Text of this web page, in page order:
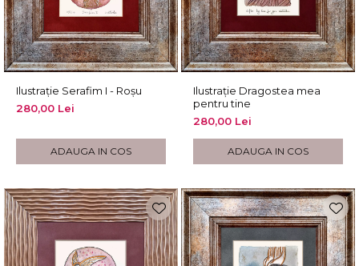
Ilustrație Serafim I - Roșu
280,00 Lei
ADAUGA IN COS
Ilustrație Dragostea mea
pentru tine
280,00 Lei
ADAUGA IN COS